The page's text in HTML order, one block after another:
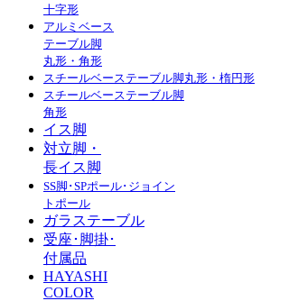
十字形
アルミベース
テーブル脚
丸形・角形
スチールベーステーブル脚丸形・楕円形
スチールベーステーブル脚
角形
イス脚
対立脚・
長イス脚
SS脚･SPポール･ジョイン
トポール
ガラステーブル
受座･脚掛･
付属品
HAYASHI
COLOR